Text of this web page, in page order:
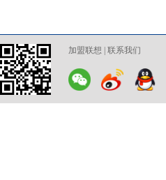
加盟联想 联系我们